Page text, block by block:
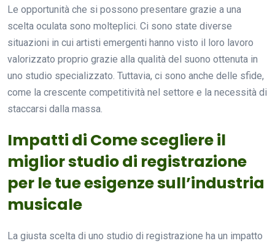
Le opportunità che si possono presentare grazie a una
scelta oculata sono molteplici. Ci sono state diverse
situazioni in cui artisti emergenti hanno visto il loro lavoro
valorizzato proprio grazie alla qualità del suono ottenuta in
uno studio specializzato. Tuttavia, ci sono anche delle sfide,
come la crescente competitività nel settore e la necessità di
staccarsi dalla massa.
Impatti di Come scegliere il
miglior studio di registrazione
per le tue esigenze sull’industria
musicale
La giusta scelta di uno studio di registrazione ha un impatto